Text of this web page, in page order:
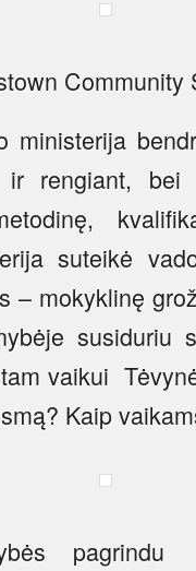
Community
ministerija
ir rengiant,
suteikė
– mokyklinę
susiduriu
vaikui
Kaip